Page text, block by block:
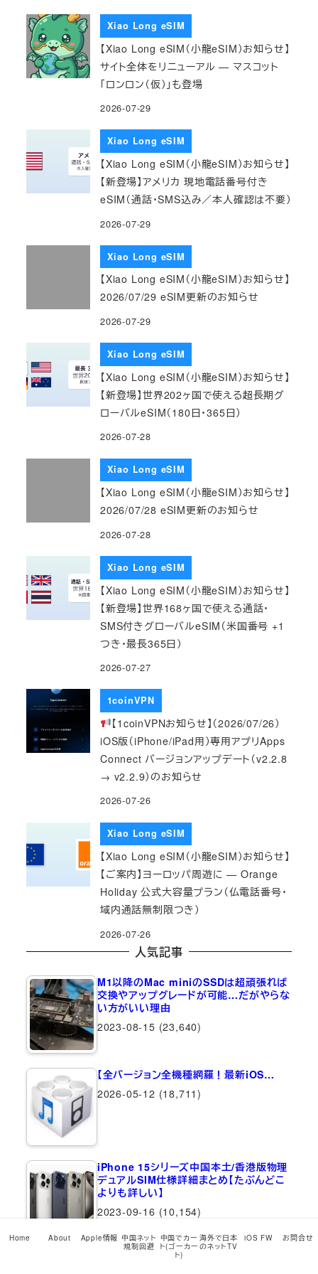
Xiao Long eSIM
【Xiao Long eSIM（小龍eSIM）お知らせ】
サイト全体をリニューアル — マスコット
「ロンロン（仮）」も登場
2026-07-29
Xiao Long eSIM
【Xiao Long eSIM（小龍eSIM）お知らせ】
【新登場】アメリカ 現地電話番号付き
eSIM（通話・SMS込み／本人確認は不要）
2026-07-29
Xiao Long eSIM
【Xiao Long eSIM（小龍eSIM）お知らせ】
2026/07/29 eSIM更新のお知らせ
2026-07-29
Xiao Long eSIM
【Xiao Long eSIM（小龍eSIM）お知らせ】
【新登場】世界202ヶ国で使える超長期グ
ローバルeSIM（180日・365日）
2026-07-28
Xiao Long eSIM
【Xiao Long eSIM（小龍eSIM）お知らせ】
2026/07/28 eSIM更新のお知らせ
2026-07-28
Xiao Long eSIM
【Xiao Long eSIM（小龍eSIM）お知らせ】
【新登場】世界168ヶ国で使える通話・
SMS付きグローバルeSIM（米国番号 +1
つき・最長365日）
2026-07-27
1coinVPN
【1coinVPNお知らせ】（2026/07/26）
iOS版（iPhone/iPad用）専用アプリApps
Connect バージョンアップデート（v2.2.8
→ v2.2.9）のお知らせ
2026-07-26
Xiao Long eSIM
【Xiao Long eSIM（小龍eSIM）お知らせ】
【ご案内】ヨーロッパ周遊に — Orange
Holiday 公式大容量プラン（仏電話番号・
域内通話無制限つき）
2026-07-26
人気記事
M1以降のMac miniのSSDは超頑張れば
交換やアップグレードが可能…だがやらな
い方がいい理由
2023-08-15 (23,640)
【全バージョン全機種網羅！最新iOS…
2026-05-12 (18,711)
iPhone 15シリーズ中国本土/香港版物理
デュアルSIM仕様詳細まとめ【たぶんどこ
よりも詳しい】
2023-09-16 (10,154)
【衝撃的魔改造！】eSIMのみのiPhone
Home About Apple情報 中国ネット
規制回避
中国でカー
ト(ゴーカー
ト)
海外で日本
のネットTV
iOS FW お問合せ